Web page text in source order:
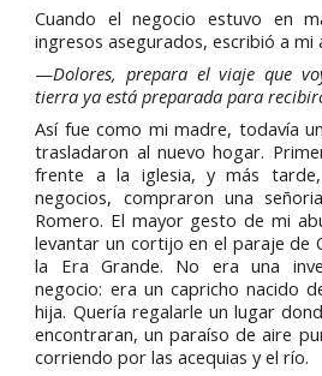
Cuando el negocio estuvo en
ingresos asegurados, escribió a mi
—Dolores, prepara el viaje que
tierra ya está preparada para
Así fue como mi madre, todavía
trasladaron al nuevo hogar.
frente a la iglesia, y más
negocios, compraron una
Romero. El mayor gesto de mi
levantar un cortijo en el paraje de
la Era Grande. No era una
negocio: era un capricho nacido
hija. Quería regalarle un lugar
encontraran, un paraíso de aire
corriendo por las acequias y el río.